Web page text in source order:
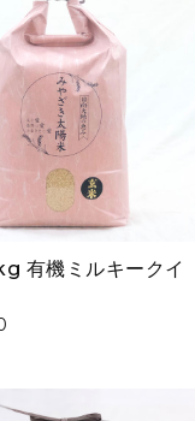
有機ミルキークイ